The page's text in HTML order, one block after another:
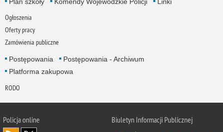
Ogłoszenia
Oferty pracy
Zamówienia publiczne
Postępowania
Postępowania - Archiwum
Platforma zakupowa
RODO
Policja online
Biuletyn Informacji Publicznej